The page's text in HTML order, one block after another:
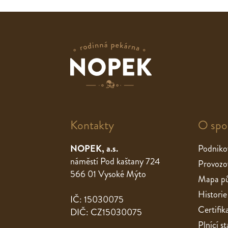
Kontakty
NOPEK, a.s.
náměstí Pod kaštany 724
566 01 Vysoké Mýto
IČ: 15030075
DIČ: CZ15030075
O
Mapa
Plnící